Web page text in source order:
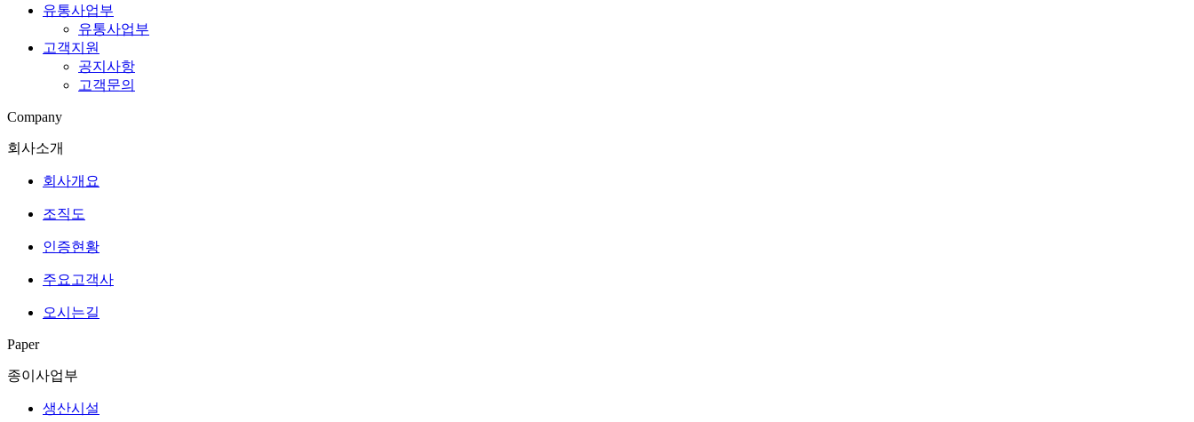
유통사업부
유통사업부
고객지원
공지사항
고객문의
Company
회사소개
회사개요
조직도
인증현황
주요고객사
오시는길
Paper
종이사업부
생산시설